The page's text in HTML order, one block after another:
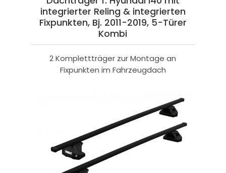
integrierter Reling & integrierten
Fixpunkten, Bj. 2011-2019, 5-Türer
Kombi
2 Komplettträger zur Montage an
Fixpunkten im Fahrzeugdach